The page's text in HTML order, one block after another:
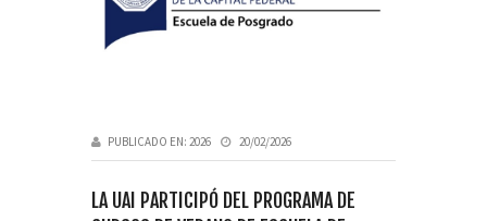
PUBLICADO EN: 2026 20/02/2026
LA UAI PARTICIPÓ DEL PROGRAMA DE